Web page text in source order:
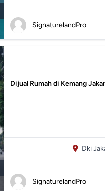
SignaturelandPro
Dijual Rumah di Kemang
Dki
SignaturelandPro